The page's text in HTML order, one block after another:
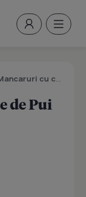
cu carne
de Pui